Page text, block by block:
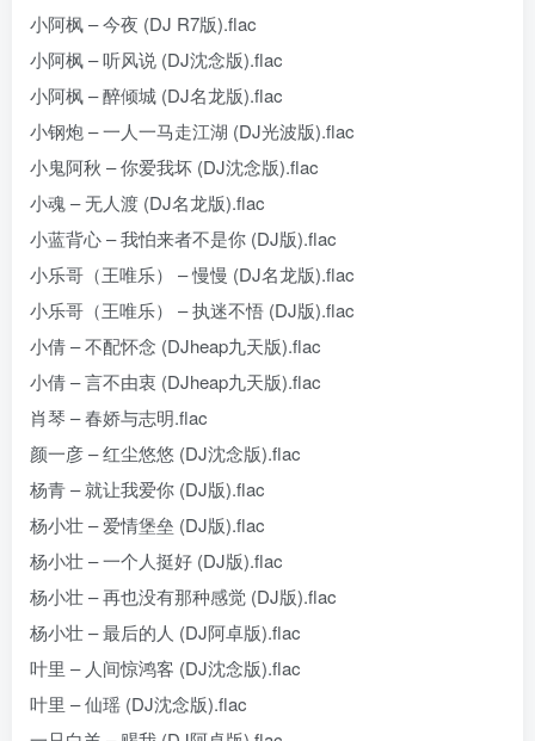
小阿枫 – 今夜 (DJ R7版).flac
小阿枫 – 听风说 (DJ沈念版).flac
小阿枫 – 醉倾城 (DJ名龙版).flac
小钢炮 – 一人一马走江湖 (DJ光波版).flac
小鬼阿秋 – 你爱我坏 (DJ沈念版).flac
小魂 – 无人渡 (DJ名龙版).flac
小蓝背心 – 我怕来者不是你 (DJ版).flac
小乐哥（王唯乐） – 慢慢 (DJ名龙版).flac
小乐哥（王唯乐） – 执迷不悟 (DJ版).flac
小倩 – 不配怀念 (DJheap九天版).flac
小倩 – 言不由衷 (DJheap九天版).flac
肖琴 – 春娇与志明.flac
颜一彦 – 红尘悠悠 (DJ沈念版).flac
杨青 – 就让我爱你 (DJ版).flac
杨小壮 – 爱情堡垒 (DJ版).flac
杨小壮 – 一个人挺好 (DJ版).flac
杨小壮 – 再也没有那种感觉 (DJ版).flac
杨小壮 – 最后的人 (DJ阿卓版).flac
叶里 – 人间惊鸿客 (DJ沈念版).flac
叶里 – 仙瑶 (DJ沈念版).flac